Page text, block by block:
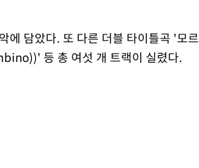
에 담았다. 또 다른 더블 타이틀곡 '모르
등 총 여섯 개 트랙이 실렸다.